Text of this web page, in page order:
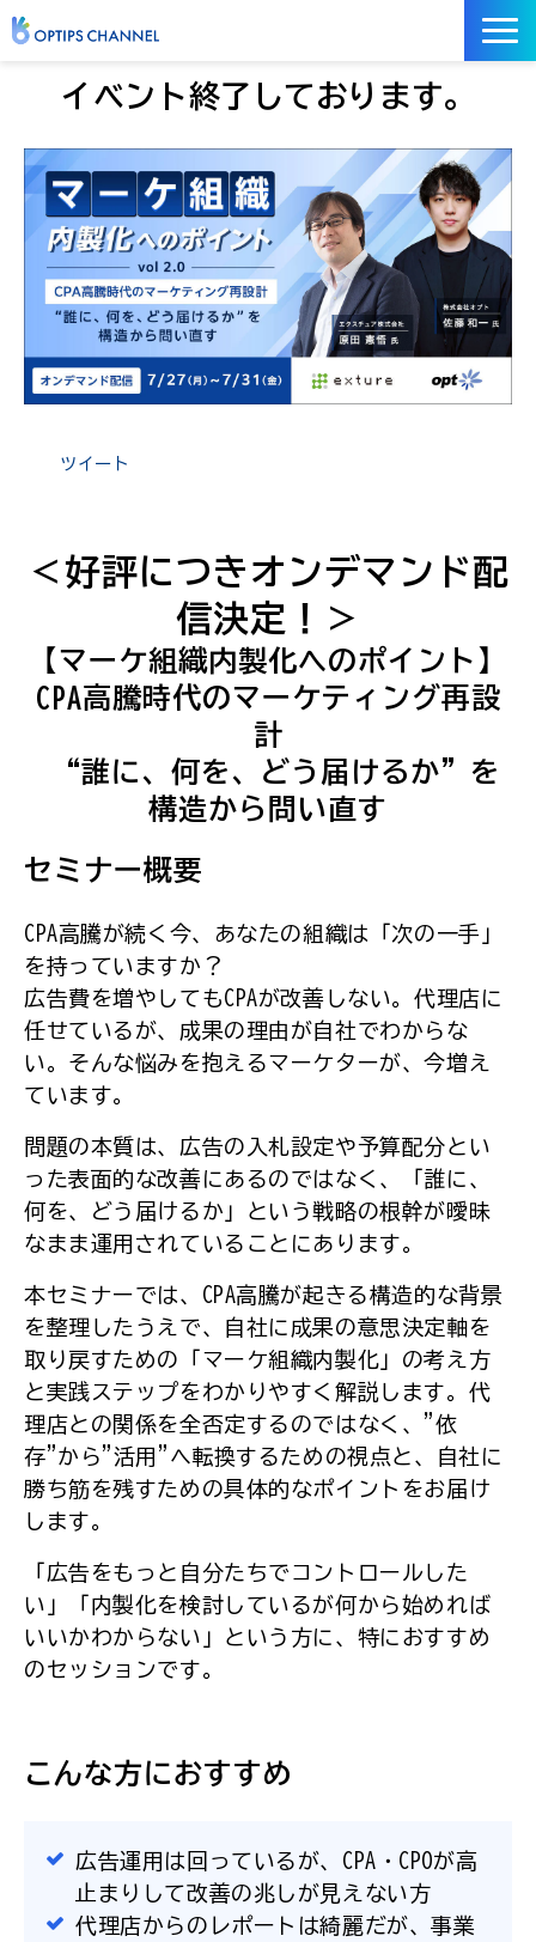
記事
イベント
サービス／ツール
イベント終了しております。
ツイート
＜好評につきオンデマンド配
信決定！＞
【マーケ組織内製化へのポイント】
CPA高騰時代のマーケティング再設
計
構造から問い直す
セミナー概要
CPA高騰が続く今、あなたの組織は「次の一手」
を持っていますか？
広告費を増やしてもCPAが改善しない。代理店に
任せているが、成果の理由が自社でわからな
い。そんな悩みを抱えるマーケターが、今増え
ています。
問題の本質は、広告の入札設定や予算配分とい
った表面的な改善にあるのではなく、「誰に、
何を、どう届けるか」という戦略の根幹が曖昧
なまま運用されていることにあります。
本セミナーでは、CPA高騰が起きる構造的な背景
を整理したうえで、自社に成果の意思決定軸を
取り戻すための「マーケ組織内製化」の考え方
と実践ステップをわかりやすく解説します。代
理店との関係を全否定するのではなく、"依
存"から"活用"へ転換するための視点と、自社に
勝ち筋を残すための具体的なポイントをお届け
します。
「広告をもっと自分たちでコントロールした
い」「内製化を検討しているが何から始めれば
いいかわからない」という方に、特におすすめ
のセッションです。
こんな方におすすめ
広告運用は回っているが、CPA・CPOが高
止まりして改善の兆しが見えない方
代理店からのレポートは綺麗だが、事業